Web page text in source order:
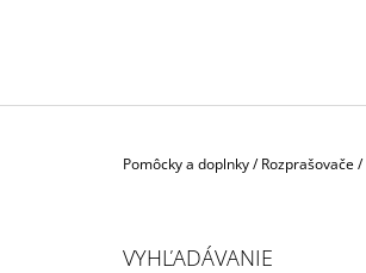
Domov
Pomôcky a doplnky/ Rozprašovače/
VYHĽADÁVANIE